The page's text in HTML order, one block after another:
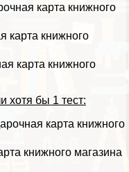
карта книжного
карта книжного
карта книжного
хотя бы 1 тест:
карта книжного
книжного магазина